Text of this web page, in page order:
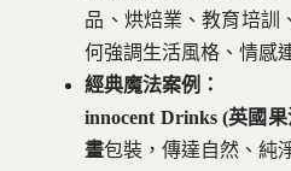
品、烘焙業、教育培訓
何強調生活風格、情感
經典魔法案例：
innocent Drinks (英國
畫包裝，傳達自然、純